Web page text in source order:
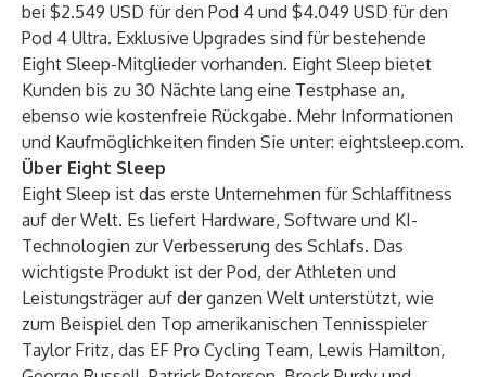
bei $2.549 USD für den Pod 4 und $4.049 USD für den
Pod 4 Ultra. Exklusive Upgrades sind für bestehende
Eight Sleep-Mitglieder vorhanden. Eight Sleep bietet
Kunden bis zu 30 Nächte lang eine Testphase an,
ebenso wie kostenfreie Rückgabe. Mehr Informationen
und Kaufmöglichkeiten finden Sie unter: eightsleep.com.
Über Eight Sleep
Eight Sleep ist das erste Unternehmen für Schlaffitness
auf der Welt. Es liefert Hardware, Software und KI-
Technologien zur Verbesserung des Schlafs. Das
wichtigste Produkt ist der Pod, der Athleten und
Leistungsträger auf der ganzen Welt unterstützt, wie
zum Beispiel den Top amerikanischen Tennisspieler
Taylor Fritz, das EF Pro Cycling Team, Lewis Hamilton,